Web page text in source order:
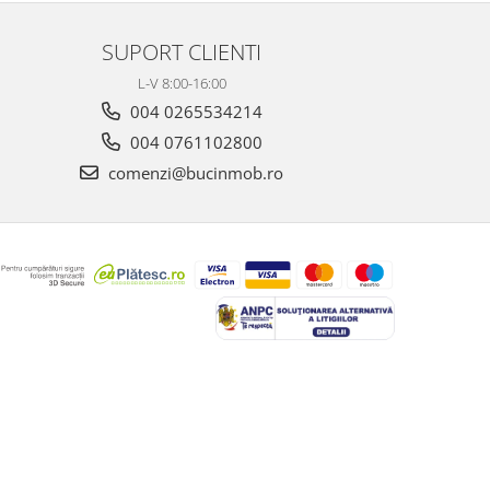
SUPORT CLIENTI
L-V 8:00-16:00
004 0265534214
004 0761102800
comenzi@bucinmob.ro